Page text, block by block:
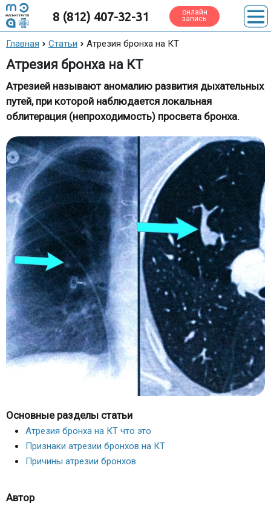
8 (812) 407-32-31 онлайн
запись
Главная Статьи Атрезия бронха на КТ
Атрезия бронха на КТ
Атрезией называют аномалию развития дыхательных
путей, при которой наблюдается локальная
облитерация (непроходимость) просвета бронха.
Основные разделы статьи
Атрезия бронха на КТ что это
Признаки атрезии бронхов на КТ
Причины атрезии бронхов
Автор